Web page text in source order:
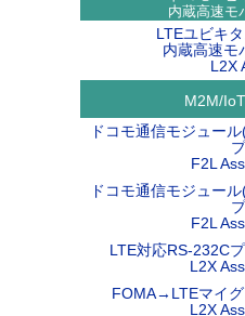
内蔵高速モ
LTEユビキ
内蔵高速モ
L2X
M2M/
ドコモ通信モジュー
F2L
ドコモ通信モジュー
F2L
LTE対応RS-232C
L2X
FOMA→LTEマイ
L2X